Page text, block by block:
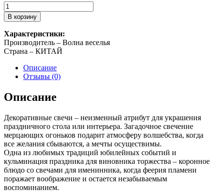
Количество
товара
Свечи
цветные
"В
сердцах"
(6см
24шт)
держателем
В корзину
Характеристики:
Производитель – Волна веселья
Страна – КИТАЙ
Описание
Отзывы (0)
Описание
Декоративные свечи – неизменный атрибут для украшения
праздничного стола или интерьера. Загадочное свечение
мерцающих огоньков подарит атмосферу волшебства, когда
все желания сбываются, а мечты осуществимы.
Одна из любимых традиций юбилейных событий и
кульминация праздника для виновника торжества – коронное
блюдо со свечами для именинника, когда феерия пламени
поражает воображение и остается незабываемым
воспоминанием.